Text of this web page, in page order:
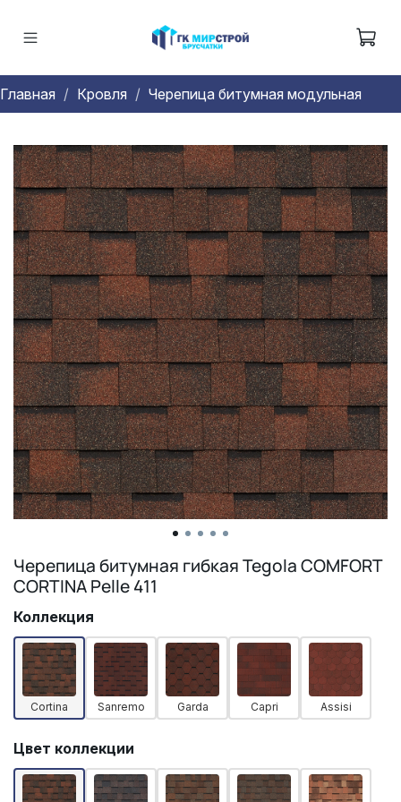
Главная Кровля Черепица битумная модульная
Черепица битумная гибкая Tegola COMFORT
CORTINA Pelle 411
Коллекция
Cortina Sanremo Garda Capri Assisi
Цвет коллекции